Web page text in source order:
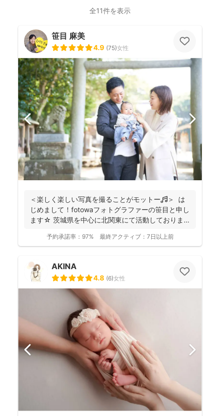
全11件を表示
笹目 麻美
4.9 (75)女性
＜楽しく楽しい写真を撮ることがモットー🎵＞ は
じめまして！fotowaフォトグラファーの笹目と申し
ます☆ 茨城県を中心に北関東にて活動しておりま
予約承諾率： 97% 最終アクティブ： 7日以上前
AKINA
4.8 (6)女性